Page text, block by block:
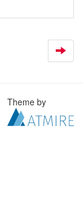
Theme by